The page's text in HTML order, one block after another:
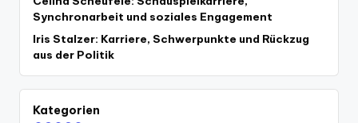
Synchronarbeit und soziales Engagement
Iris Stalzer: Karriere, Schwerpunkte und Rückzug
aus der Politik
Kategorien